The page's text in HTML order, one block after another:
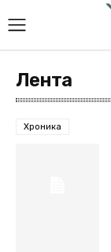
Лента
Хроника